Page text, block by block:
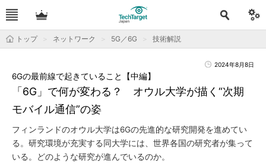
トップ ネットワーク 5G／6G 技術解説
2024年8月8日
「6G」で何が変わる？ オウル大学が描く“次期
モバイル通信”の姿
6Gの最前線で起きていること【中編】
フィンランドのオウル大学は6Gの先進的な研究開発を進めてい
る。研究環境が充実する同大学には、世界各国の研究者が集って
いる。どのような研究が進んでいるのか。